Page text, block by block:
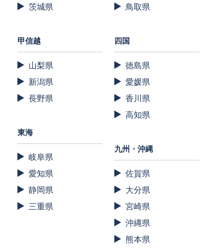
茨城県
甲信越
山梨県
新潟県
長野県
東海
岐阜県
愛知県
静岡県
三重県
鳥取県
四国
徳島県
愛媛県
香川県
高知県
九州・沖縄
佐賀県
大分県
宮崎県
沖縄県
熊本県